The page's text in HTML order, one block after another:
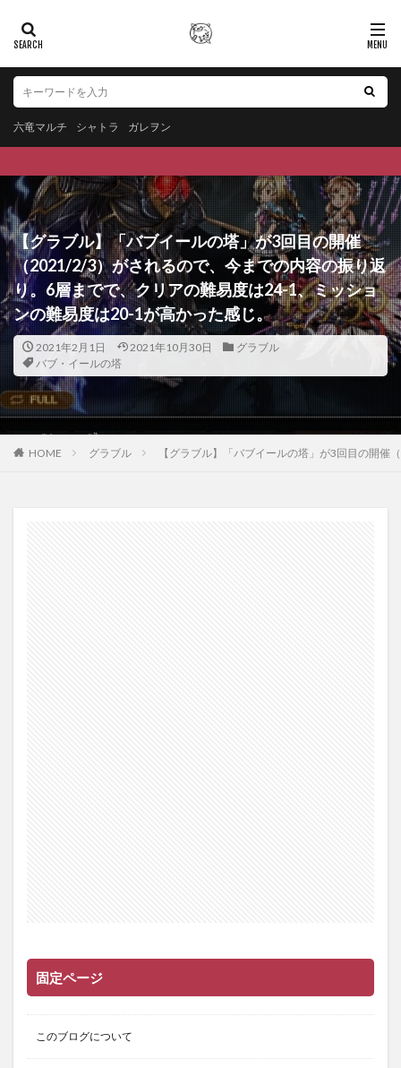
六竜マルチ シャトラ ガレヲン
【グラブル】「バブイールの塔」が3回目の開催
（2021/2/3）がされるので、今までの内容の振り返
り。6層までで、クリアの難易度は24-1、ミッショ
ンの難易度は20-1が高かった感じ。
2021年2月1日 2021年10月30日
グラブル
バブ・イールの塔
HOME グラブル 【グラブル】「バブイールの塔」が3回目の開
固定ページ
このブログについて